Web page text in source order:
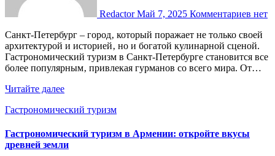
RedactorМай 7, 2025 Комментариев нет
Санкт-Петербург – город‚ который поражает не только своей
архитектурой и историей‚ но и богатой кулинарной сценой.
Гастрономический туризм в Санкт-Петербурге становится все
более популярным‚ привлекая гурманов со всего мира. От…
Читайте далее
Гастрономический туризм
Гастрономический туризм в Армении: откройте вкусы
древней земли